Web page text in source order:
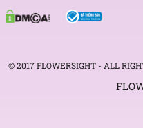
© 2017 FLOWERSIGHT - ALL